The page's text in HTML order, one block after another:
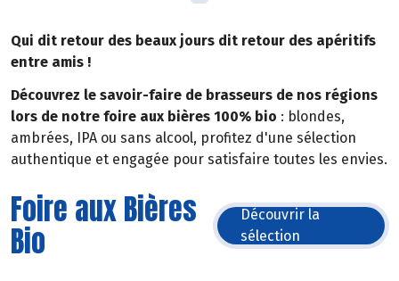
Qui dit retour des beaux jours dit retour des apéritifs
entre amis !
Découvrez le savoir-faire de brasseurs de nos régions
lors de notre foire aux bières 100% bio : blondes,
ambrées, IPA ou sans alcool, profitez d'une sélection
authentique et engagée pour satisfaire toutes les envies.
Foire aux Bières
Bio
Découvrir la
sélection